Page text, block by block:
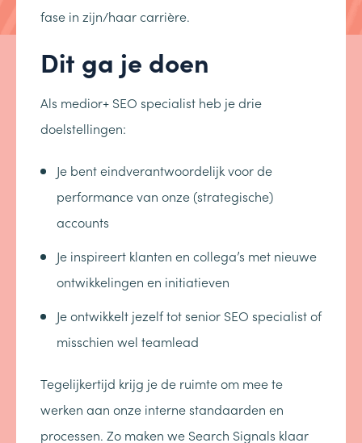
fase in zijn/haar carrière.
Dit ga je doen
Als medior+ SEO specialist heb je drie
doelstellingen:
Je bent eindverantwoordelijk voor de
performance van onze (strategische)
accounts
Je inspireert klanten en collega’s met nieuwe
ontwikkelingen en initiatieven
Je ontwikkelt jezelf tot senior SEO specialist of
misschien wel teamlead
Tegelijkertijd krijg je de ruimte om mee te
werken aan onze interne standaarden en
processen. Zo maken we Search Signals klaar